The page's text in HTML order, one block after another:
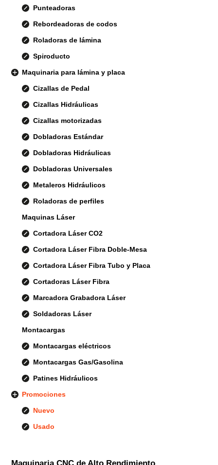
Punteadoras
Rebordeadoras de codos
Roladoras de lámina
Spiroducto
Maquinaria para lámina y placa
Cizallas de Pedal
Cizallas Hidráulicas
Cizallas motorizadas
Dobladoras Estándar
Dobladoras Hidráulicas
Dobladoras Universales
Metaleros Hidráulicos
Roladoras de perfiles
Maquinas Láser
Cortadora Láser CO2
Cortadora Láser Fibra Doble-Mesa
Cortadora Láser Fibra Tubo y Placa
Cortadoras Láser Fibra
Marcadora Grabadora Láser
Soldadoras Láser
Montacargas
Montacargas eléctricos
Montacargas Gas/Gasolina
Patines Hidráulicos
Promociones
Nuevo
Usado